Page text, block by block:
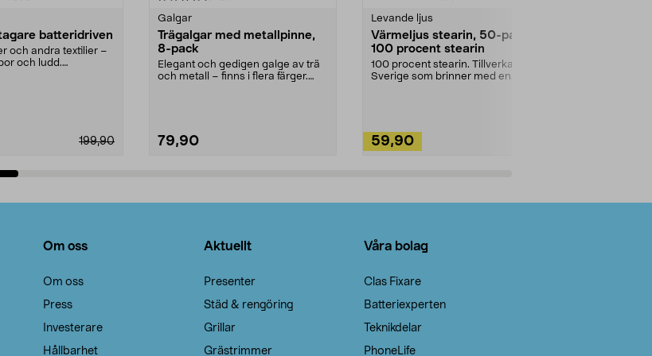
batteridriven
och andra textilier –
och ludd.
199,90
Galgar
Trägalgar med metallpinne,
8-pack
Elegant och gedigen galge av trä
och metall – finns i flera färger.
79,90
Levande ljus
Värmeljus stearin, 50-pack,
100 procent stearin
100 procent stearin. Tillverkade i
Sverige som brinner med en
59,90
Om oss
Om oss
Press
Investerare
Hållbarhet
Aktuellt
Presenter
Städ & rengöring
Grillar
Grästrimmer
Våra bolag
Clas Fixare
Batteriexperten
Teknikdelar
PhoneLife